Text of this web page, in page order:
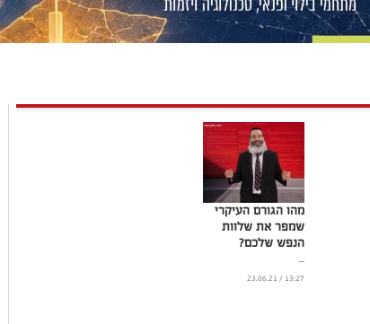
מהו הגורם העיקרי
שמפר את שלוות
הנפש שלכם?
...
13:27 / 23.06.21